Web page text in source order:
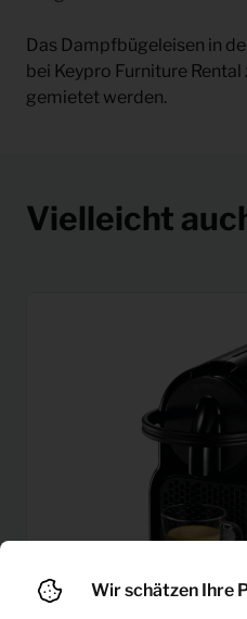
Das Dampfbügeleisen in
bei Keypro Furniture
gemietet werden.
Vielleicht
Wir schätzen Ihre